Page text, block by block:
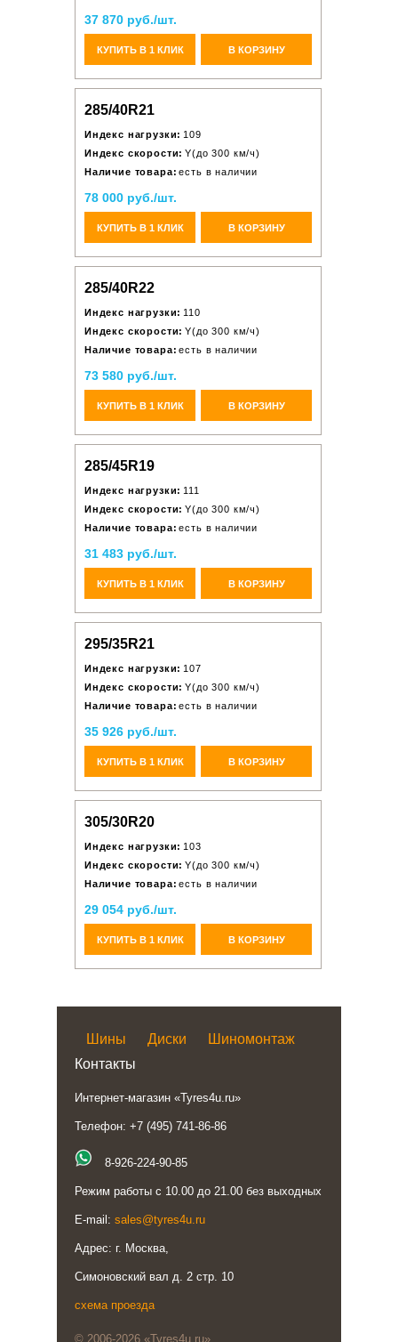
37 870 руб./шт.
КУПИТЬ В 1 КЛИК В КОРЗИНУ
285/40R21
Индекс нагрузки: 109
Индекс скорости: Y(до 300 км/ч)
Наличие товара: есть в наличии
78 000 руб./шт.
КУПИТЬ В 1 КЛИК В КОРЗИНУ
285/40R22
Индекс нагрузки: 110
Индекс скорости: Y(до 300 км/ч)
Наличие товара: есть в наличии
73 580 руб./шт.
КУПИТЬ В 1 КЛИК В КОРЗИНУ
285/45R19
Индекс нагрузки: 111
Индекс скорости: Y(до 300 км/ч)
Наличие товара: есть в наличии
31 483 руб./шт.
КУПИТЬ В 1 КЛИК В КОРЗИНУ
295/35R21
Индекс нагрузки: 107
Индекс скорости: Y(до 300 км/ч)
Наличие товара: есть в наличии
35 926 руб./шт.
КУПИТЬ В 1 КЛИК В КОРЗИНУ
305/30R20
Индекс нагрузки: 103
Индекс скорости: Y(до 300 км/ч)
Наличие товара: есть в наличии
29 054 руб./шт.
КУПИТЬ В 1 КЛИК В КОРЗИНУ
Шины Диски
Шиномонтаж
Контакты
Интернет-магазин «Tyres4u.ru»
Телефон: +7 (495) 741-86-86
8-926-224-90-85
Режим работы с 10.00 до 21.00 без выходных
E-mail: sales@tyres4u.ru
Адрес: г. Москва,
Симоновский вал д. 2 стр. 10
схема проезда
© 2006-2026 «Tyres4u.ru»